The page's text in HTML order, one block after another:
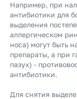
Например, при
антибиотики для
выделения
аллергическом
носа) могут быть
препараты, а при
пазух) -
антибиотики.
Для снятия